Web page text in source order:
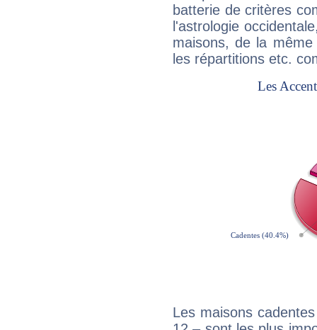
batterie de critères
l'astrologie
maisons, de la
les répartitions etc.
Les maisons